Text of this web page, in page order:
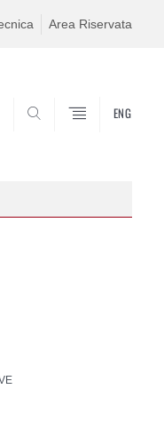
Area Riservata
ENG